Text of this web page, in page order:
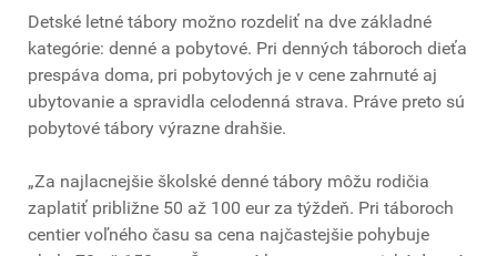
Detské letné tábory možno rozdeliť na dve základné
kategórie: denné a pobytové. Pri denných táboroch dieťa
prespáva doma, pri pobytových je v cene zahrnuté aj
ubytovanie a spravidla celodenná strava. Práve preto sú
pobytové tábory výrazne drahšie.
„Za najlacnejšie školské denné tábory môžu rodičia
zaplatiť približne 50 až 100 eur za týždeň. Pri táboroch
centier voľného času sa cena najčastejšie pohybuje